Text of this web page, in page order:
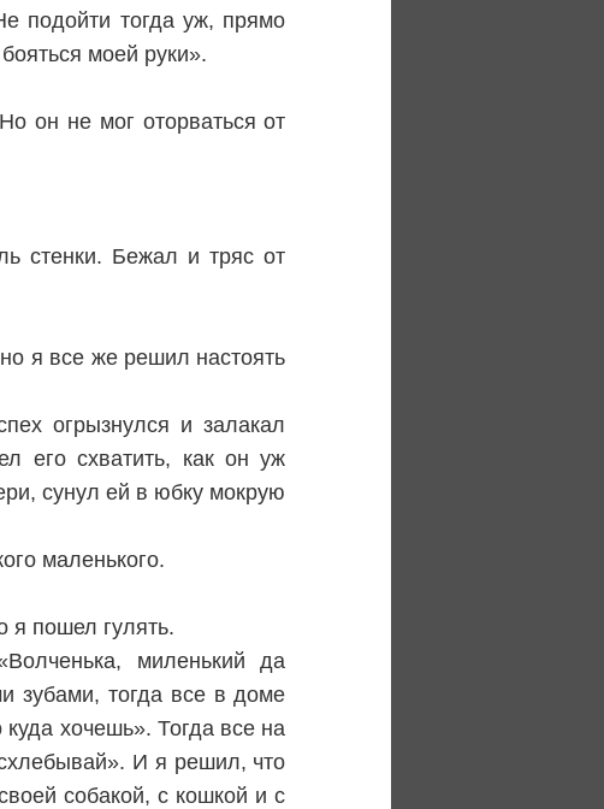
подойти тогда уж, прямо
моей руки».
он не мог оторваться от
стенки. Бежал и тряс от
я все же решил настоять
огрызнулся и залакал
его схватить, как он уж
сунул ей в юбку мокрую
маленького.
я пошел гулять.
миленький да
зубами, тогда все в доме
хочешь». Тогда все на
И я решил, что
собакой, с кошкой и с